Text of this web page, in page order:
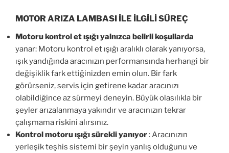
MOTOR ARIZA LAMBASI İLE İLGİLİ SÜREÇ
Motoru kontrol et ışığı yalnızca belirli koşullarda
yanar: Motoru kontrol et ışığı aralıklı olarak yanıyorsa,
ışık yandığında aracınızın performansında herhangi bir
değişiklik fark ettiğinizden emin olun. Bir fark
görürseniz, servis için getirene kadar aracınızı
olabildiğince az sürmeyi deneyin. Büyük olasılıkla bir
şeyler arızalanmaya yakındır ve aracınızın tekrar
çalışmama riskini alırsınız.
Kontrol motoru ışığı sürekli yanıyor: Aracınızın
yerleşik teşhis sistemi bir şeyin yanlış olduğunu ve